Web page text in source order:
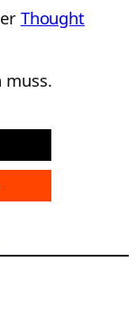
Thought
muss.